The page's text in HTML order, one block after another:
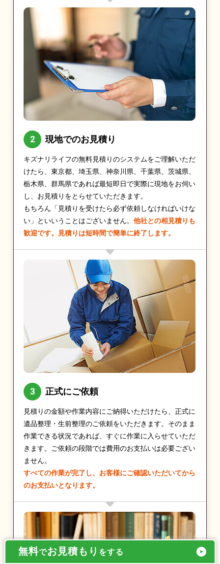
現地でのお見積り
キズナリライフの無料見積りのシステムをご理解いただ
けたら、東京都、埼玉県、神奈川県、千葉県、茨城県、
栃木県、群馬県であれば最短即日で実際に現地をお伺い
し、お見積りをとらせていただきます。
もちろん「見積りを受けたら必ず依頼しなければいけな
い」といいうことはございません。 他社との相見積りも
歓迎です。見積りは短時間で簡単に終了します。
正式にご依頼
見積りの金額や作業内容にご納得いただけたら、正式に
遺品整理・生前整理のご依頼をいただきます。そのまま
作業できる状況であれば、すぐに作業に入らせていただ
きます。ご依頼の段階では費用のお支払いは必要ござい
ません。
すべての作業が完了し、お客様にご確認いただいてから
のお支払いとなります。
無料でお見積もり をする